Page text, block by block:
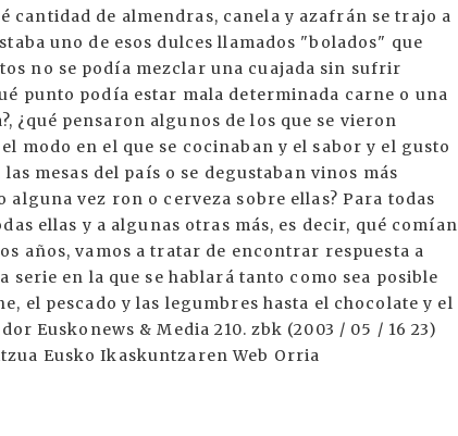
cantidad de almendras, canela y azafrán se trajo a
uno de esos dulces llamados "bolados" que
no se podía mezclar una cuajada sin sufrir
punto podía estar mala determinada carne o una
¿qué pensaron algunos de los que se vieron
modo en el que se cocinaban y el sabor y el gusto
mesas del país o se degustaban vinos más
alguna vez ron o cerveza sobre ellas? Para todas
ellas y a algunas otras más, es decir, qué comían
años, vamos a tratar de encontrar respuesta a
en la que se hablará tanto como sea posible
el pescado y las legumbres hasta el chocolate y el
Euskonews & Media 210. zbk (2003 / 05 / 16 23)
Eusko Ikaskuntzaren Web Orria